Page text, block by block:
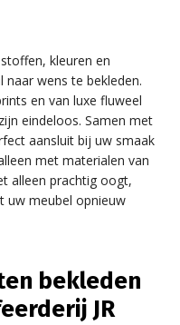
kleuren en
wens te bekleden.
en van luxe fluweel
eindeloos. Samen met
aansluit bij uw smaak
met materialen van
alleen prachtig oogt,
uw meubel opnieuw
bekleden
JR